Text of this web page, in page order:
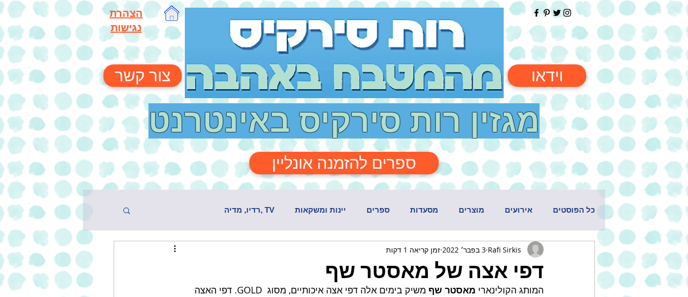
הצהרת
נגישות
צור קשר וידאו
מגזין רות סירקיס באינטרנט
ספרים להזמנה אונליין
כל הפוסטים אירועים מוצרים מסעדות ספרים יינות ומשקאות TV ,רדיו, מדיה
דפי אצה של מאסטר שף
Rafi Sirkis 3 בפבר׳ 2022 זמן קריאה 1 דקות
המותג הקולינארי מאסטר שף
משיק בימים אלה דפי אצה איכותיים, מסוג  GOLD. דפי האצה